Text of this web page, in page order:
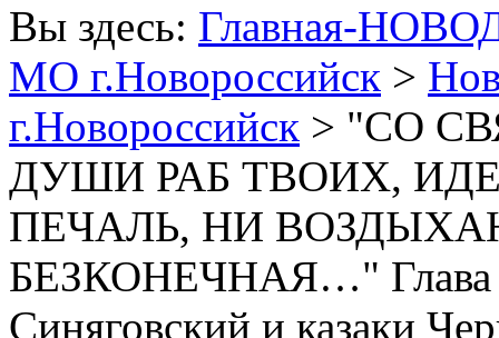
Вы здесь: Главная-
МО г.Новороссийск >
г.Новороссийск > "СО
ДУШИ РАБ ТВОИХ,
ПЕЧАЛЬ, НИ
БЕЗКОНЕЧНАЯ…" Глава
Синяговский и казаки